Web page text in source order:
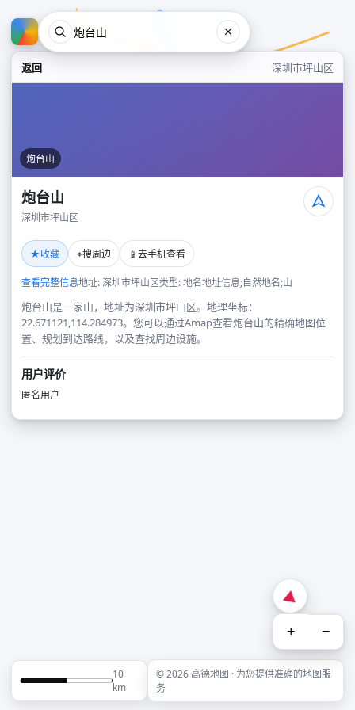
返回 深圳市坪山区
炮台山
炮台山
深圳市坪山区
★收藏 ⌖搜周边 📱 去手机查看
查看完整信息地址: 深圳市坪山区类型: 地名地址信息;自然地名;山
炮台山是一家山，地址为深圳市坪山区。地理坐标：
22.671121,114.284973。您可以通过Amap查看炮台山的精确地图位
置、规划到达路线，以及查找周边设施。
用户评价
匿名用户
+ −
10
km
© 2026 高德地图 · 为您提供准确的地图服
务